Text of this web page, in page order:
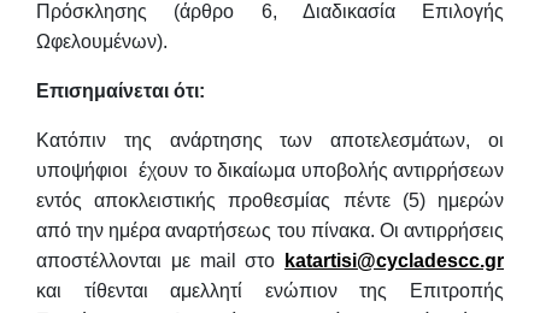
Πρόσκλησης (άρθρο 6, Διαδικασία Επιλογής
Ωφελουμένων).
Επισημαίνεται ότι:
Κατόπιν της ανάρτησης των αποτελεσμάτων, οι
υποψήφιοι έχουν το δικαίωμα υποβολής αντιρρήσεων
εντός αποκλειστικής προθεσμίας πέντε (5) ημερών
από την ημέρα αναρτήσεως του πίνακα. Οι αντιρρήσεις
αποστέλλονται με mail στο
katartisi@cycladescc.gr
και τίθενται αμελλητί ενώπιον της Επιτροπής